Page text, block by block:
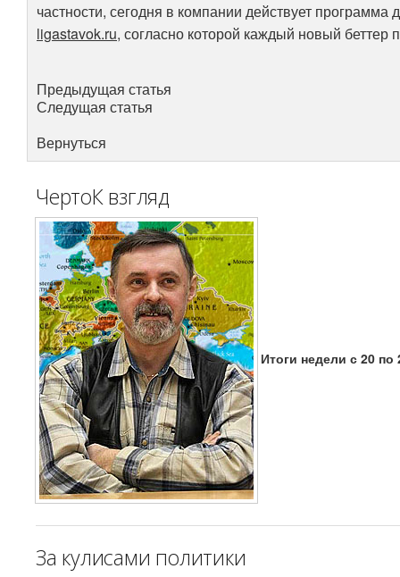
частности, сегодня в компании действует
ligastavok.ru, согласно которой каждый новый беттер
Предыдущая статья
Следущая статья
Вернуться
ЧертоК взгляд
Итоги недели с 20 по
За кулисами политики